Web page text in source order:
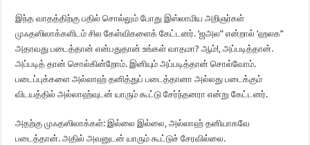
இந்த வாதத்திற்கு பதில் சொல்லும் போது இஸ்லாமிய அறிஞர்கள்
முஃதஸிலாக்களிடம் சில கேள்விகளைக் கேட்டனர். ‘ஜஅல” என்றால் ‘ஹலக”
அதாவது படைத்தான் என்பதுதான் உங்கள் வாதமா? ஆம்!, அப்படித்தான்.
அப்படித் தான் சொல்கின்றோம். இனியும் அப்படித்தான் சொல்வோம்.
படைப்புக்களை அல்லாஹ் தனித்துப் படைத்தானா அல்லது படைக்கும்
விடயத்தில் அல்லாஹ்வுடன் யாரும் கூட்டு சேர்ந்தனரா என்று கேட்டனர்.
அதற்கு முஃதஸிலாக்கள்: இல்லை இல்லை, அல்லாஹ் தனியாகவே
படைத்தான். அதில் அவனுடன் யாரும் கூட்டுச் சேரவில்லை.